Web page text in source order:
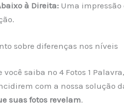
à Direita:Uma impressão
sobre diferenças nos níveis
você saiba no 4 Fotos 1
com a nossa solução
suas fotos revelam.